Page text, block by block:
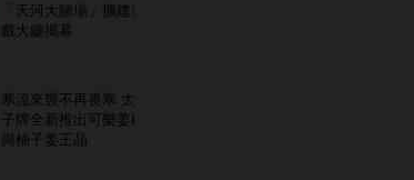
「天河大賭場」擴建遊
戲大廳揭幕
寒流來襲不再畏寒 太
子牌全新推出可樂姜糖
與柚子姜王晶